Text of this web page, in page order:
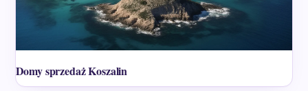
Domy sprzedaż Koszalin